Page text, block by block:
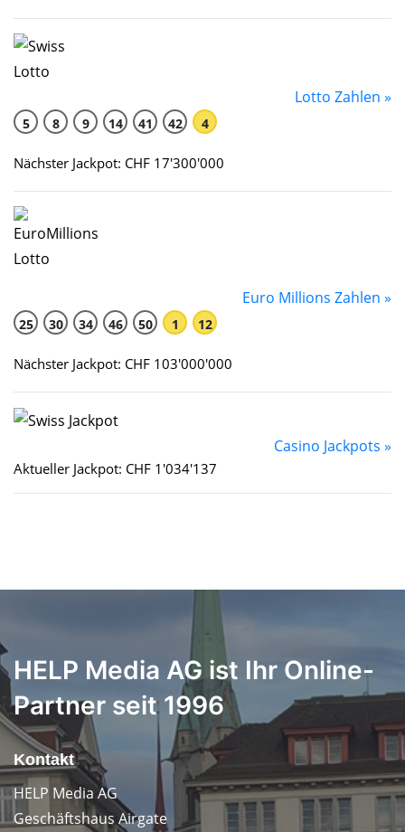
Lotto Zahlen »
5 8 9 14 41 42 4
Nächster Jackpot: CHF 17'300'000
Euro Millions Zahlen »
25 30 34 46 50 1 12
Nächster Jackpot: CHF 103'000'000
Casino Jackpots »
Aktueller Jackpot: CHF 1'034'137
HELP Media AG ist Ihr Online-
Partner seit 1996
Kontakt
HELP Media AG
Geschäftshaus Airgate